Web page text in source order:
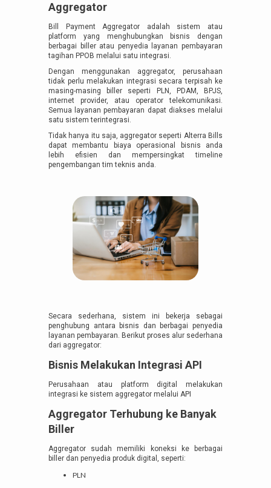
Aggregator
Bill Payment Aggregator adalah sistem atau
platform yang menghubungkan bisnis dengan
berbagai biller atau penyedia layanan pembayaran
tagihan PPOB melalui satu integrasi.
Dengan menggunakan aggregator, perusahaan
tidak perlu melakukan integrasi secara terpisah ke
masing-masing biller seperti PLN, PDAM, BPJS,
internet provider, atau operator telekomunikasi.
Semua layanan pembayaran dapat diakses melalui
satu sistem terintegrasi.
Tidak hanya itu saja, aggregator seperti Alterra Bills
dapat membantu biaya operasional bisnis anda
lebih efisien dan mempersingkat timeline
pengembangan tim teknis anda.
Secara sederhana, sistem ini bekerja sebagai
penghubung antara bisnis dan berbagai penyedia
layanan pembayaran. Berikut proses alur sederhana
dari aggregator:
Bisnis Melakukan Integrasi API
Perusahaan atau platform digital melakukan
integrasi ke sistem aggregator melalui API
Aggregator Terhubung ke Banyak
Biller
Aggregator sudah memiliki koneksi ke berbagai
biller dan penyedia produk digital, seperti:
PLN